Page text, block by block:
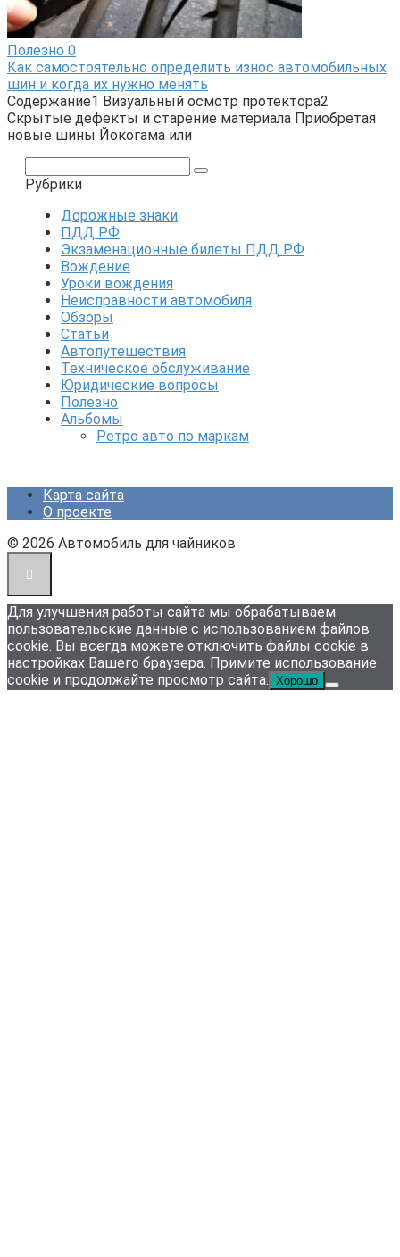
Полезно 0
Как самостоятельно определить износ автомобильных
шин и когда их нужно менять
Содержание1 Визуальный осмотр протектора2
Скрытые дефекты и старение материала Приобретая
новые шины Йокогама или
Рубрики
Дорожные знаки
ПДД РФ
Экзаменационные билеты ПДД РФ
Вождение
Уроки вождения
Неисправности автомобиля
Обзоры
Статьи
Автопутешествия
Техническое обслуживание
Юридические вопросы
Полезно
Альбомы
Ретро авто по маркам
Карта сайта
О проекте
© 2026 Автомобиль для чайников
Для улучшения работы сайта мы обрабатываем
пользовательские данные с использованием файлов
cookie. Вы всегда можете отключить файлы cookie в
настройках Вашего браузера. Примите использование
cookie и продолжайте просмотр сайта. Хорошо